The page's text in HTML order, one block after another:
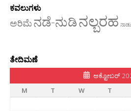
ಕವಲುಗಳು
ಅರಿಮೆನಡೆ-ನುಡಿನಲ್ಬರಹ ನಾಡು
ತೇದಿಮಣೆ
ಅಕ್ಟೋಬರ್
M
T W T